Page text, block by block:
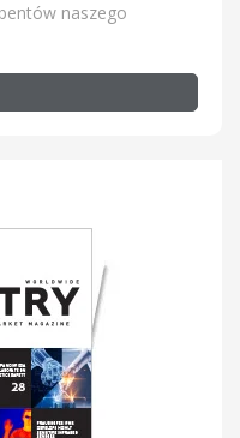
naszego